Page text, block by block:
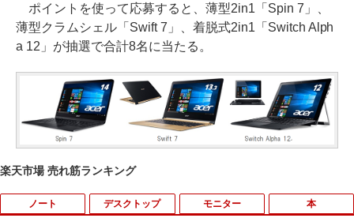
ポイントを使って応募すると、薄型2in1「Spin 7」、
薄型クラムシェル「Swift 7」、着脱式2in1「Switch Alph
a 12」が抽選で合計8名に当たる。
楽天市場 売れ筋ランキング
ノート デスクトップ モニター 本